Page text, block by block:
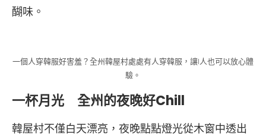
醐味。
一個人穿韓服好害羞？全州韓屋村處處有人穿韓服，讓I人也可以放心體
驗。
一杯月光 全州的夜晚好Chill
韓屋村不僅白天漂亮，夜晚點點燈光從木窗中透出